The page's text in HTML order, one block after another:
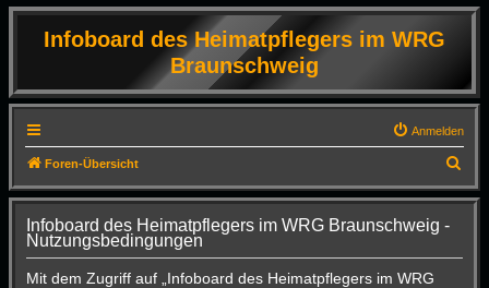
Infoboard des Heimatpflegers im WRG
Braunschweig
Anmelden
Foren-Übersicht
u
Infoboard des Heimatpflegers im WRG Braunschweig -
Nutzungsbedingungen
Mit dem Zugriff auf „Infoboard des Heimatpflegers im WRG